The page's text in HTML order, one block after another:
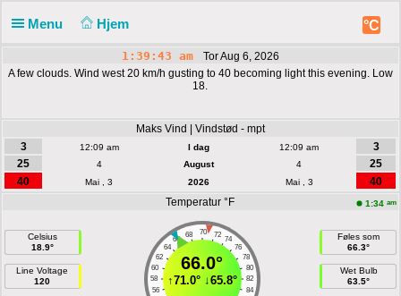
Menu Hjem °C
1:39:43 am
Tor Aug 6, 2026
A few clouds. Wind west 20 km/h gusting to 40 becoming light this evening. Low
18.
Maks Vind | Vindstød - mpt
3
12:09 am I dag 12:09 am
3
25
4 August 4
25
40
Mai , 3 2026 Mai , 3
40
Temperatur °F
1:34 am
Celsius
18.9°
Line Voltage
120
70
68 72
66
74
64
76
62
78
60
80
58
82
56
84
66.0°
↑71.0°↓65.8°
Føles som
66.3°
Wet Bulb
63.5°